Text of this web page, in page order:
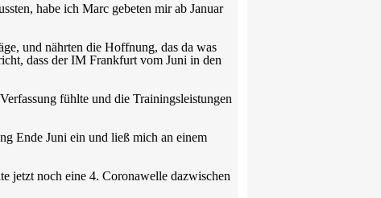
habe ich Marc gebeten mir ab Januar
und nährten die Hoffnung, das da was
dass der IM Frankfurt vom Juni in den
fühlte und die Trainingsleistungen
Ende Juni ein und ließ mich an einem
jetzt noch eine 4. Coronawelle dazwischen